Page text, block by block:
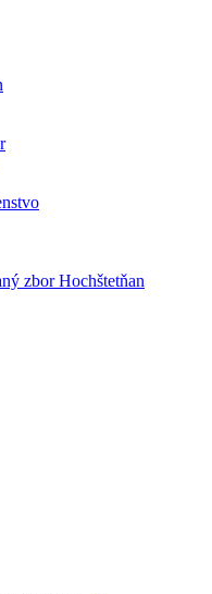
zbor Hochštetňan